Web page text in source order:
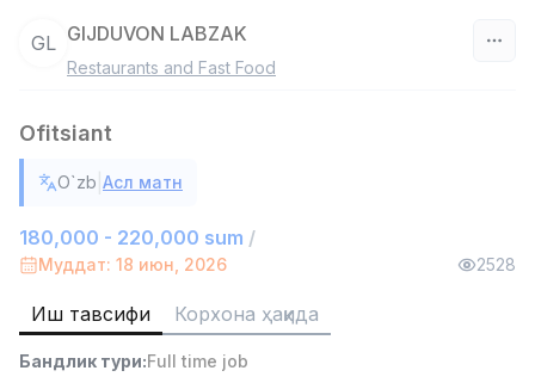
4,280,000 sum/
ASIAN
Full time job
Ish joyidan
3,500,000 - 8,000,000 sum
GL GIJDUVON LABZAK
Restaurants and Fast Food
Ofitsiant
O`zb Асл матн
180,000 - 220,000 sum /
Муддат: 18 июн, 2026 2528
Иш тавсифи Корхона ҳақида
Бандлик тури:Full time job